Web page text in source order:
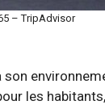
– TripAdvisor
son
les